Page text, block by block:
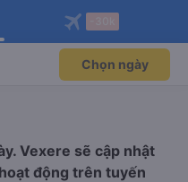
độc
Mở app
máy bay qua
Mở app
Chọn ngày
Vexere sẽ cập nhật
động trên tuyến